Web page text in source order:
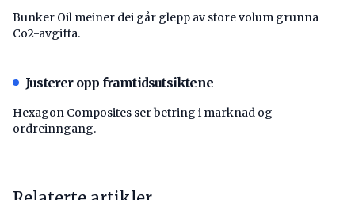
Bunker Oil meiner dei går glepp av store volum grunna
Co2-avgifta.
Justerer opp framtidsutsiktene
Hexagon Composites ser betring i marknad og
ordreinngang.